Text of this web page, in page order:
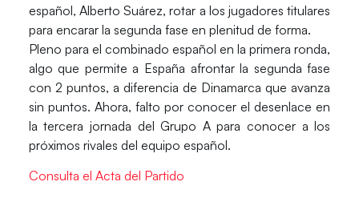
español,Alberto Suárez, rotar a los jugadores titulares
para encarar la segunda fase en plenitud de forma.
Pleno para el combinado español en la primera ronda,
algo que permite a España afrontar la segunda fase
con 2 puntos, a diferencia de Dinamarcaque avanza
sin puntos. Ahora, falto por conocer el desenlace en
la tercera jornada del Grupo A para conocer a los
próximos rivales del equipo español.
Consulta el Acta del Partido